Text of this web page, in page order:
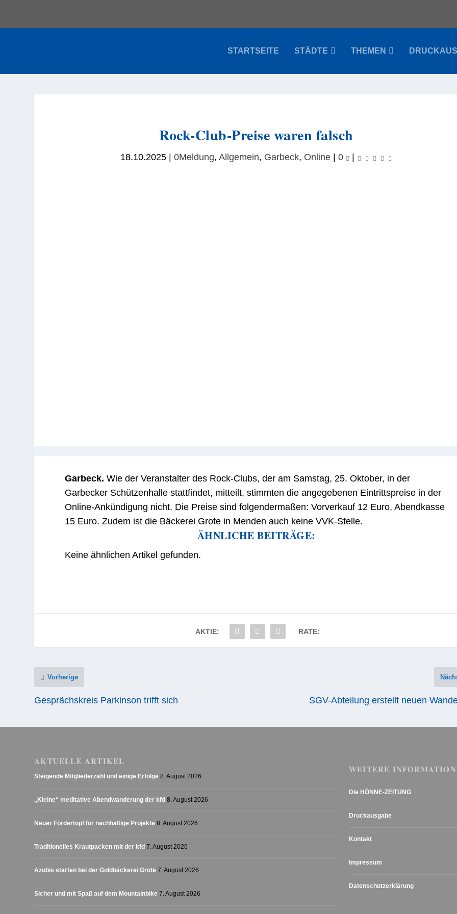
STARTSEITE STÄDTE THEMEN
Rock-Club-Preise waren falsch
18.10.2025| 0Meldung, Allgemein, Garbeck, Online| 0
Garbeck. Wie der Veranstalter des Rock-Clubs, der am Samstag, 25. Oktober, in der
Garbecker Schützenhalle stattfindet, mitteilt, stimmten die angegebenen Eintrittspreise in der
Online-Ankündigung nicht. Die Preise sind folgendermaßen: Vorverkauf 12 Euro, Abendkasse
15 Euro. Zudem ist die Bäckerei Grote in Menden auch keine VVK-Stelle.
ÄHNLICHE BEITRÄGE:
Keine ähnlichen Artikel gefunden.
AKTIE: RATE:
Vorherige
Gesprächskreis Parkinson trifft sich SGV-Abteilung erstellt neuen
AKTUELLE ARTIKEL
Steigende Mitgliederzahl und einige Erfolge 8. August 2026
„Kleine“ meditative Abendwanderung der kfd 8. August 2026
Neuer Fördertopf für nachhaltige Projekte 8. August 2026
Traditionelles Krautpacken mit der kfd 7. August 2026
Azubis starten bei der Goldbäckerei Grote 7. August 2026
Sicher und mit Spaß auf dem Mountainbike 7. August 2026
WEITERE
Die HÖNNE-ZEITUNG
Druckausgabe
Kontakt
Impressum
Datenschutzerklärung